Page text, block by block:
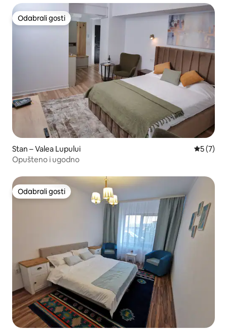
Odabrali gosti
Odabrali gosti
Stan – Valea Lupului
5 (7)
Opušteno i ugodno
Odabrali gosti
Odabrali gosti